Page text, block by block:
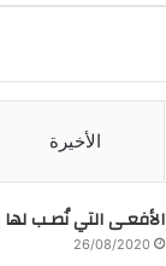
الأخيرة
الأفعـى التي نُصـب
26/08/2020